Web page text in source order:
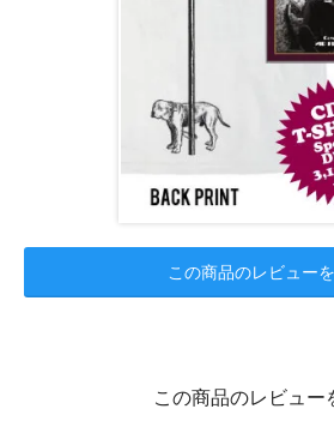
この商品のレビュー
この商品のレビュー